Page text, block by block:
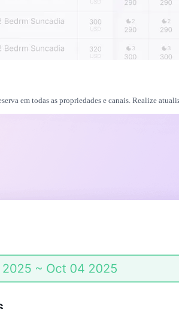
em todas as propriedades e canais. Realize